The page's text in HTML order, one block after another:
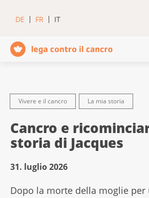
DE FR IT
Vivere e il cancro La mia storia
Cancro e
storia di Jacques
31. luglio 2026
Dopo la morte della moglie per